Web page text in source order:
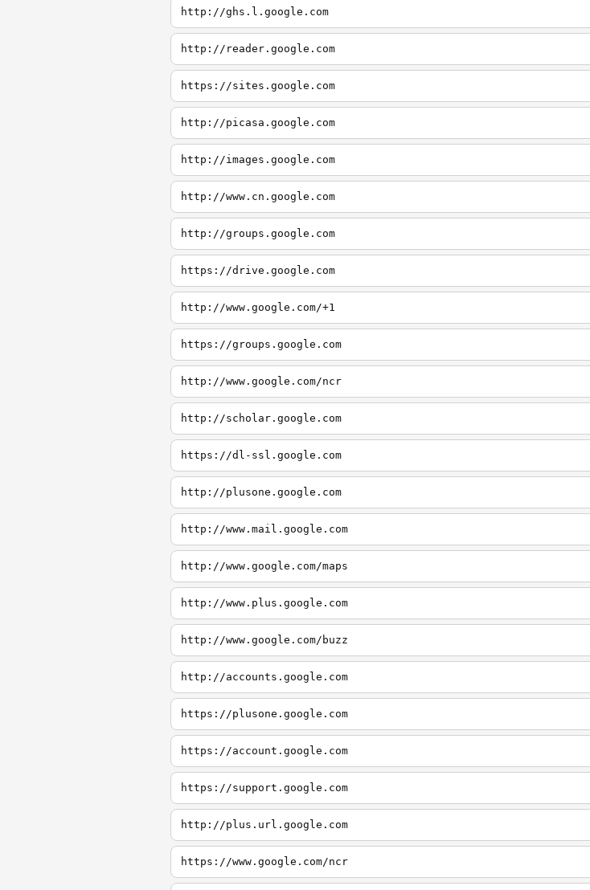
http://ghs.l.google.com
http://reader.google.com
https://sites.google.com
http://picasa.google.com
http://images.google.com
http://www.cn.google.com
http://groups.google.com
https://drive.google.com
http://www.google.com/+1
https://groups.google.com
http://www.google.com/ncr
http://scholar.google.com
https://dl-ssl.google.com
http://plusone.google.com
http://www.mail.google.com
http://www.google.com/maps
http://www.plus.google.com
http://www.google.com/buzz
http://accounts.google.com
https://plusone.google.com
https://account.google.com
https://support.google.com
http://plus.url.google.com
https://www.google.com/ncr